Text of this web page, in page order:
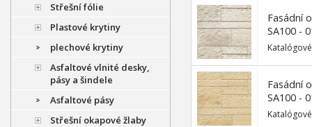
Fasádní
SA100 -
Fasádní
SA100 -
Střešní fólie
Plastové krytiny
plechové krytiny
Asfaltové vlnité desky,
pásy a šindele
Asfaltové pásy
Střešní okapové žlaby